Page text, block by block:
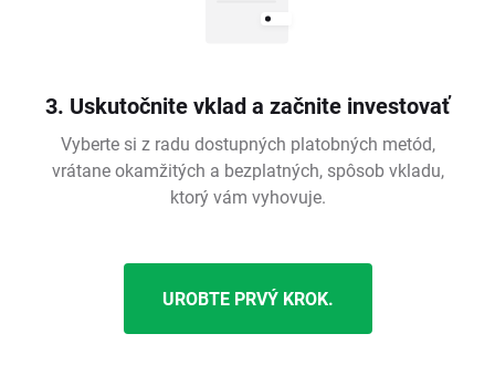
3. Uskutočnite vklad a začnite investovať
Vyberte si z radu dostupných platobných metód,
vrátane okamžitých a bezplatných, spôsob vkladu,
ktorý vám vyhovuje.
UROBTE PRVÝ KROK.